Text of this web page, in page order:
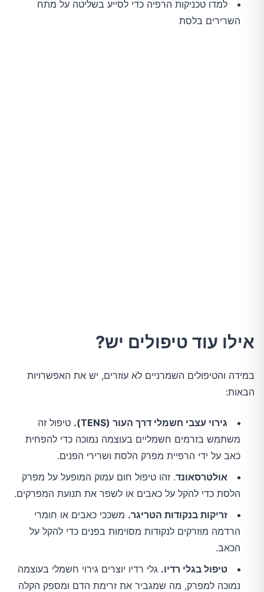
למדו טכניקות הרפיה כדי לסייע בשליטה על מתח
השרירים בלסת
אילו עוד טיפולים יש?
במידה והטיפולים השמרניים לא עוזרים, יש את האפשרויות
הבאות:
גירוי עצבי חשמלי דרך העור (TENS).
טיפול זה
משתמש בזרמים חשמליים בעוצמה נמוכה כדי להפחית
כאב על ידי הרפיית מפרק הלסת ושרירי הפנים.
אולטרסאונד. זהו טיפול חום עמוק המופעל על מפרק
הלסת כדי להקל על כאבים או לשפר את תנועת המפרקים.
זריקות בנקודות הטריגר. משככי כאבים או חומרי
הרדמה מוזרקים לנקודות מסוימות בפנים כדי להקל על
הכאב.
טיפול בגלי רדיו. גלי רדיו יוצרים גירוי חשמלי בעוצמה
נמוכה למפרק, מה שמגביר את זרימת הדם ומספק הקלה